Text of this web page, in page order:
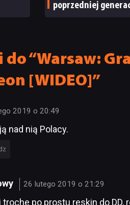
poprzedniej
“Warsaw:
[WIDEO]”
2019 o 20:49
nad nią Polacy.
26 lutego 2019 o 21:29
troche po prostu reskin do